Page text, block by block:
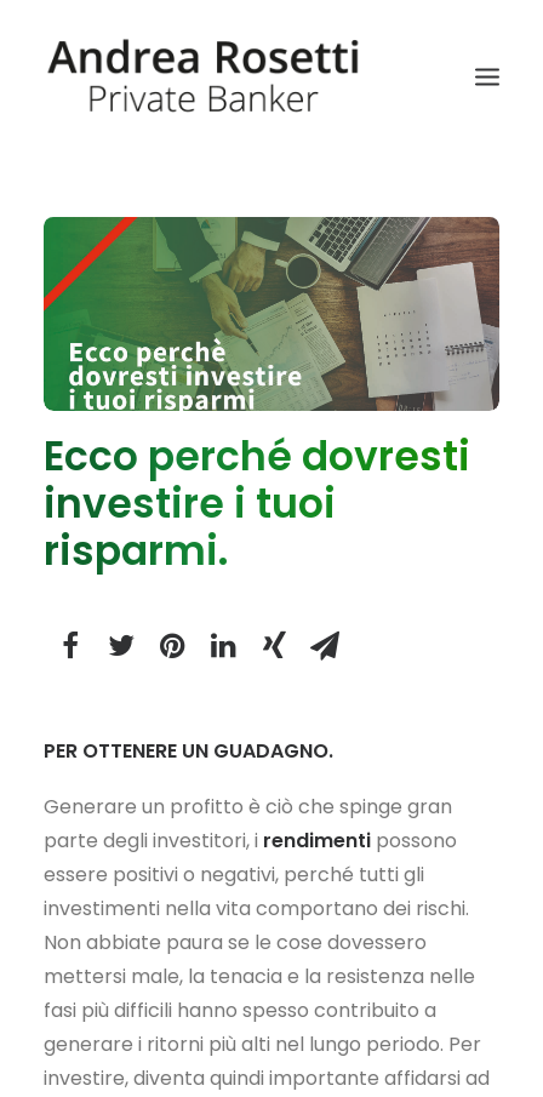
Ecco perché dovresti
investire i tuoi
risparmi.
PER OTTENERE UN GUADAGNO.
Generare un profitto è ciò che spinge gran
parte degli investitori, i rendimenti possono
essere positivi o negativi, perché tutti gli
investimenti nella vita comportano dei rischi.
Non abbiate paura se le cose dovessero
mettersi male, la tenacia e la resistenza nelle
fasi più difficili hanno spesso contribuito a
generare i ritorni più alti nel lungo periodo. Per
investire, diventa quindi importante affidarsi ad